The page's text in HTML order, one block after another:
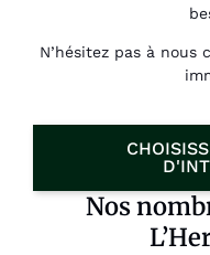
N’hésitez pas à nous
Nos